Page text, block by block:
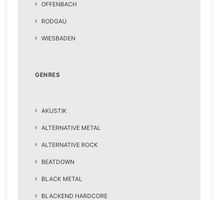
OFFENBACH
RODGAU
WIESBADEN
GENRES
AKUSTIK
ALTERNATIVE METAL
ALTERNATIVE ROCK
BEATDOWN
BLACK METAL
BLACKEND HARDCORE